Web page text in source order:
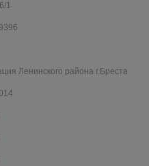
1
Ленинского района г.Бреста